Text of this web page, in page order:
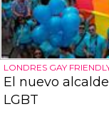
LONDRES GAY
El nuevo
LGBT